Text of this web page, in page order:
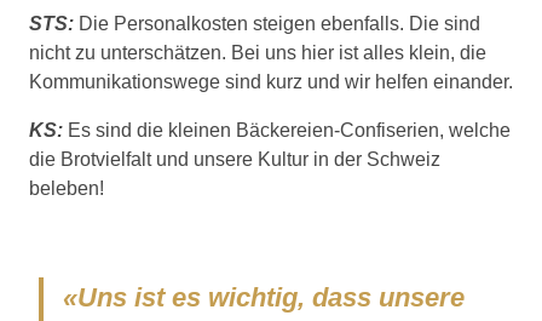
STS: Die Personalkosten steigen ebenfalls. Die sind
nicht zu unterschätzen. Bei uns hier ist alles klein, die
Kommunikationswege sind kurz und wir helfen einander.
KS: Es sind die kleinen Bäckereien-Confiserien, welche
die Brotvielfalt und unsere Kultur in der Schweiz
beleben!
«Uns ist es wichtig, dass unsere